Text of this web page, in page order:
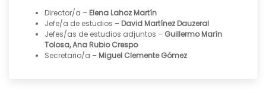
Director/a – Elena Lahoz Martín
Jefe/a de estudios – David Martínez Dauzeral
Jefes/as de estudios adjuntos – Guillermo Marín
Tolosa, Ana Rubio Crespo
Secretario/a – Miguel Clemente Gómez